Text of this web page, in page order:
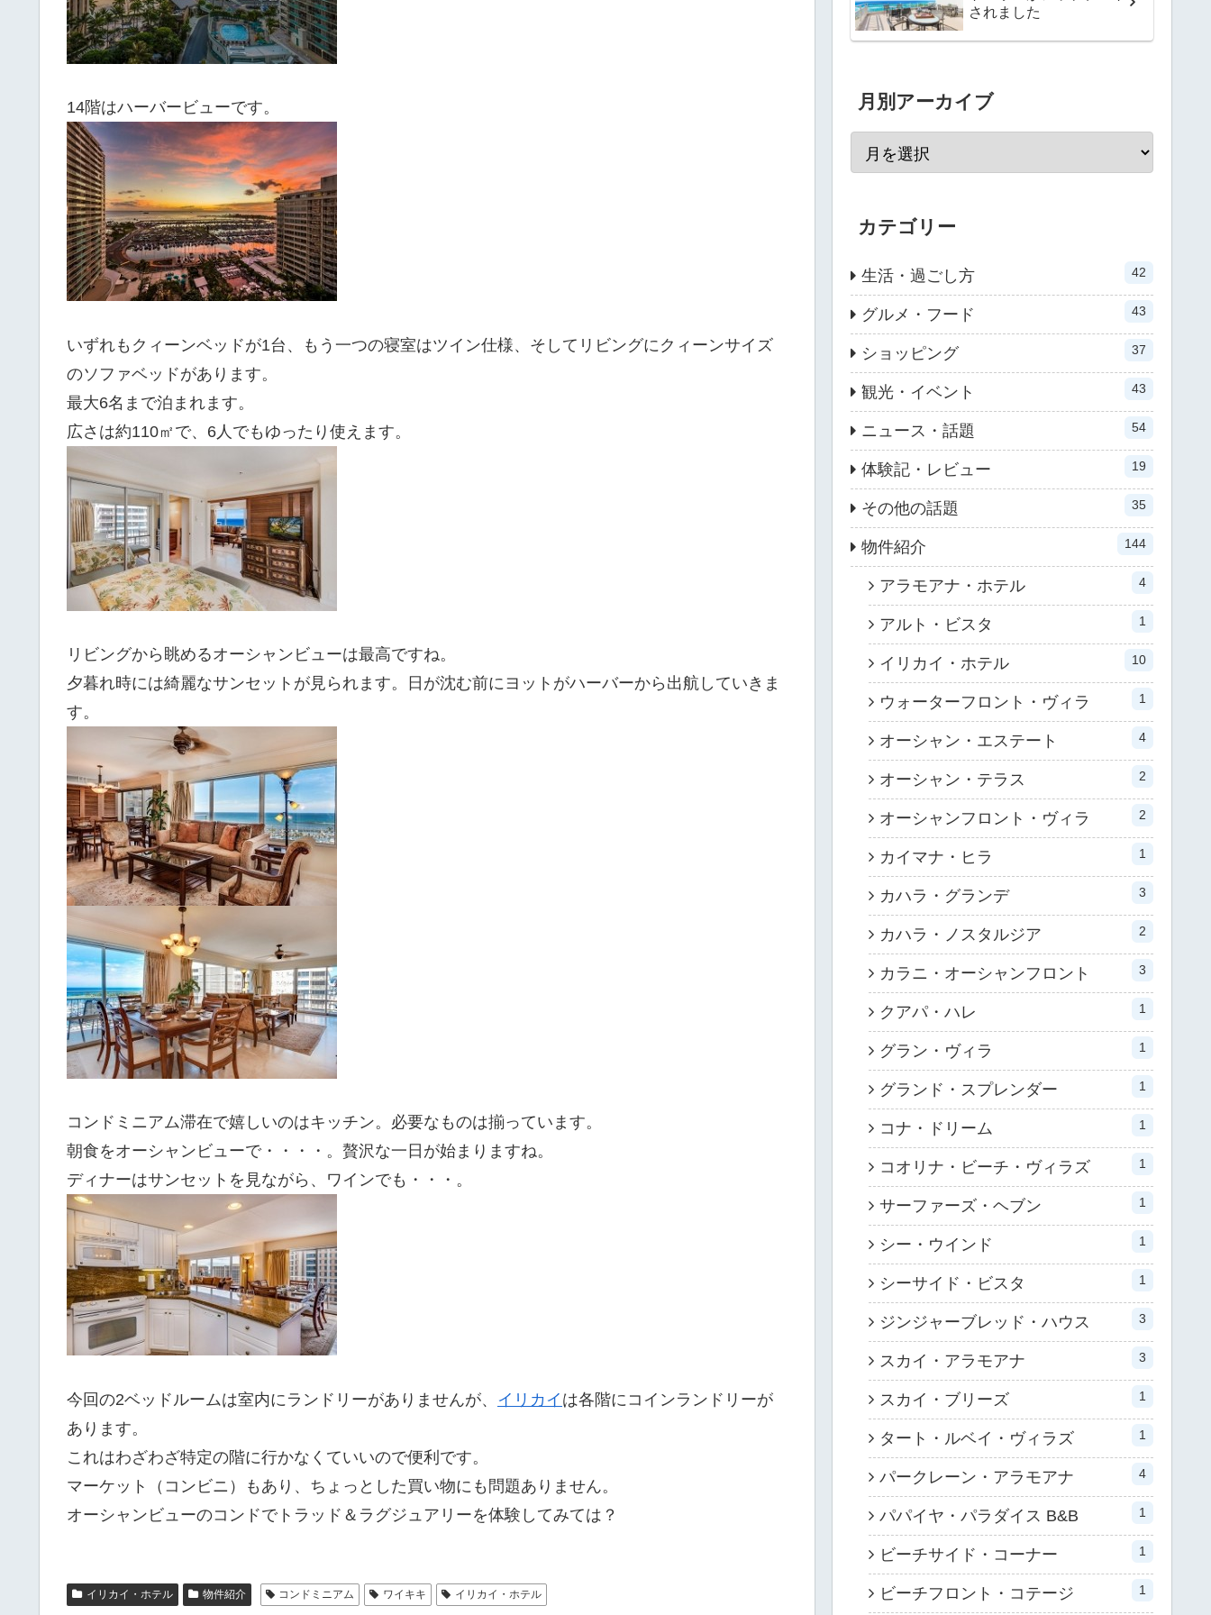
14階はハーバービューです。
いずれもクィーンベッドが1台、もう一つの寝室はツイン仕様、そしてリビングにクィーンサイズ
のソファベッドがあります。
最大6名まで泊まれます。
広さは約110㎡で、6人でもゆったり使えます。
リビングから眺めるオーシャンビューは最高ですね。
夕暮れ時には綺麗なサンセットが見られます。日が沈む前にヨットがハーバーから出航していきま
す。
コンドミニアム滞在で嬉しいのはキッチン。必要なものは揃っています。
朝食をオーシャンビューで・・・・。贅沢な一日が始まりますね。
ディナーはサンセットを見ながら、ワインでも・・・。
今回の2ベッドルームは室内にランドリーがありませんが、 イリカイ は各階にコインランドリーが
あります。
これはわざわざ特定の階に行かなくていいので便利です。
マーケット（コンビニ）もあり、ちょっとした買い物にも問題ありません。
オーシャンビューのコンドでトラッド＆ラグジュアリーを体験してみては？
イリカイ・ホテル 物件紹介 コンドミニアム ワイキキ イリカイ・ホテル
されました
月別アーカイブ
カテゴリー
生活・過ごし方 42
グルメ・フード 43
ショッピング 37
観光・イベント 43
ニュース・話題 54
体験記・レビュー 19
その他の話題 35
物件紹介 144
アラモアナ・ホテル 4
アルト・ビスタ 1
イリカイ・ホテル 10
ウォーターフロント・ヴィラ 1
オーシャン・エステート 4
オーシャン・テラス 2
オーシャンフロント・ヴィラ 2
カイマナ・ヒラ 1
カハラ・グランデ 3
カハラ・ノスタルジア 2
カラニ・オーシャンフロント 3
クアパ・ハレ 1
グラン・ヴィラ 1
グランド・スプレンダー 1
コナ・ドリーム 1
コオリナ・ビーチ・ヴィラズ 1
サーファーズ・ヘブン 1
シー・ウインド 1
シーサイド・ビスタ 1
ジンジャーブレッド・ハウス 3
スカイ・アラモアナ 3
スカイ・ブリーズ 1
タート・ルベイ・ヴィラズ 1
パークレーン・アラモアナ 4
パパイヤ・パラダイス B&B 1
ビーチサイド・コーナー 1
ビーチフロント・コテージ 1